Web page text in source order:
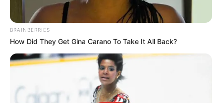
BRAINBERRIES
How Did They Get Gina Carano To Take It All Back?